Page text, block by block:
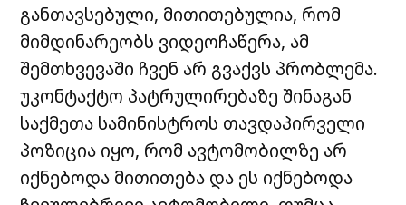
განთავსებული, მითითებულია, რომ
მიმდინარეობს ვიდეოჩაწერა, ამ
შემთხვევაში ჩვენ არ გვაქვს პრობლემა.
უკონტაქტო პატრულირებაზე შინაგან
საქმეთა სამინისტროს თავდაპირველი
პოზიცია იყო, რომ ავტომობილზე არ
იქნებოდა მითითება და ეს იქნებოდა